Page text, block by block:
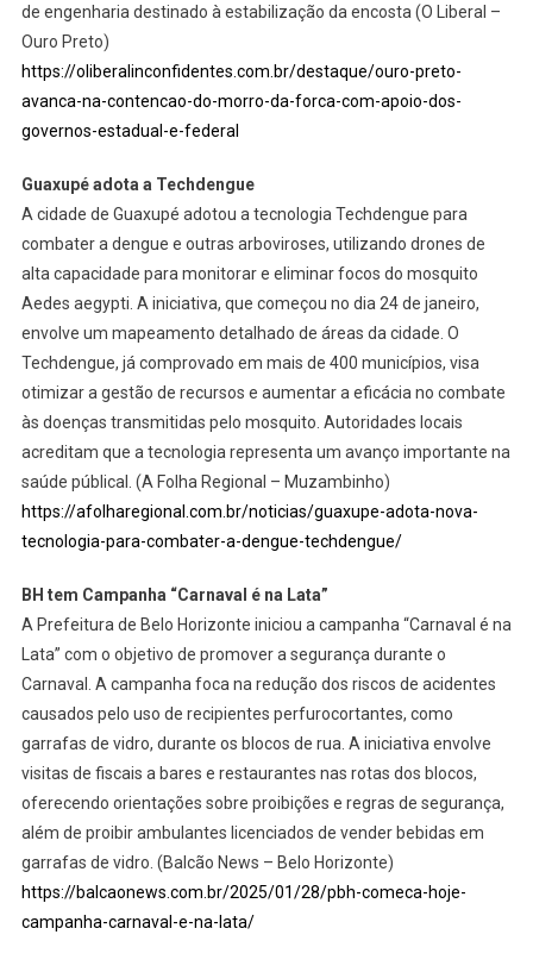
de engenharia destinado à estabilização da encosta (O Liberal –
Ouro Preto)
https://oliberalinconfidentes.com.br/destaque/ouro-preto-
avanca-na-contencao-do-morro-da-forca-com-apoio-dos-
governos-estadual-e-federal
Guaxupé adota a Techdengue
A cidade de Guaxupé adotou a tecnologia Techdengue para
combater a dengue e outras arboviroses, utilizando drones de
alta capacidade para monitorar e eliminar focos do mosquito
Aedes aegypti. A iniciativa, que começou no dia 24 de janeiro,
envolve um mapeamento detalhado de áreas da cidade. O
Techdengue, já comprovado em mais de 400 municípios, visa
otimizar a gestão de recursos e aumentar a eficácia no combate
às doenças transmitidas pelo mosquito. Autoridades locais
acreditam que a tecnologia representa um avanço importante na
saúde públical. (A Folha Regional – Muzambinho)
https://afolharegional.com.br/noticias/guaxupe-adota-nova-
tecnologia-para-combater-a-dengue-techdengue/
BH tem Campanha “Carnaval é na Lata”
A Prefeitura de Belo Horizonte iniciou a campanha “Carnaval é na
Lata” com o objetivo de promover a segurança durante o
Carnaval. A campanha foca na redução dos riscos de acidentes
causados pelo uso de recipientes perfurocortantes, como
garrafas de vidro, durante os blocos de rua. A iniciativa envolve
visitas de fiscais a bares e restaurantes nas rotas dos blocos,
oferecendo orientações sobre proibições e regras de segurança,
além de proibir ambulantes licenciados de vender bebidas em
garrafas de vidro. (Balcão News – Belo Horizonte)
https://balcaonews.com.br/2025/01/28/pbh-comeca-hoje-
campanha-carnaval-e-na-lata/